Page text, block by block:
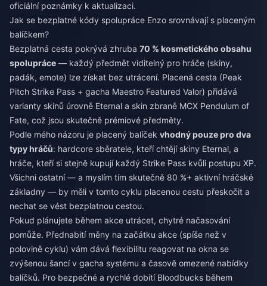
oficiální poznámky k aktualizaci.
Jak se bezplatné kódy spolupráce Enzo srovnávají s placeným
balíčkem?
Bezplatná cesta pokrývá zhruba 70 % kosmetického obsahu
spolupráce — každý předmět viditelný pro hráče (skiny,
padák, emote) lze získat bez utrácení. Placená cesta (Peak
Pitch Strike Pass + gacha Maestro Featured Valor) přidává
varianty skinů úrovně Eternal a skin zbraně MCX Pendulum of
Fate, což jsou skutečně prémiové předměty.
Podle mého názoru je placený balíček vhodný pouze pro dva
typy hráčů: hardcore sběratele, kteří chtějí skiny Eternal, a
hráče, kteří si stejně kupují každý Strike Pass kvůli postupu XP.
Všichni ostatní — a myslím tím skutečně 80 %+ aktivní hráčské
základny — by měli v tomto cyklu placenou cestu přeskočit a
nechat se vést bezplatnou cestou.
Pokud plánujete během akce utrácet, chytré načasování
pomůže. Přednabití měny na začátku akce (spíše než v
polovině cyklu) vám dává flexibilitu reagovat na okna se
zvýšenou šancí v gacha systému a časově omezené nabídky
balíčků. Pro bezpečné a rychlé dobití Bloodbucks během